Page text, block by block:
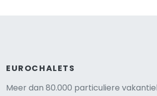
EUROCHALETS
Meer dan 80.000 particuliere